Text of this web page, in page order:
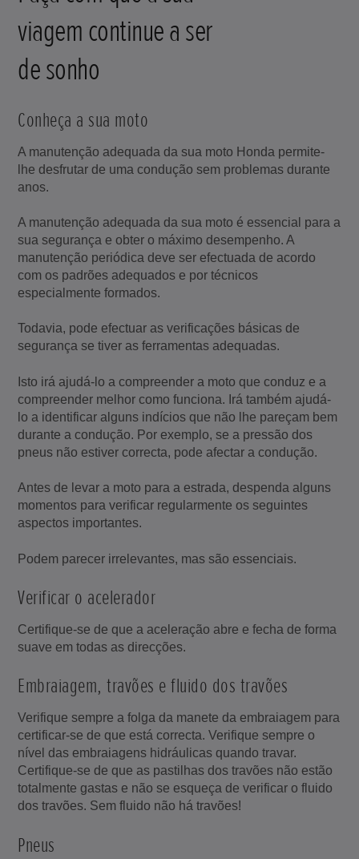
viagem continue a ser
de sonho
Conheça a sua moto
A manutenção adequada da sua moto Honda permite-
lhe desfrutar de uma condução sem problemas durante
anos.
A manutenção adequada da sua moto é essencial para a
sua segurança e obter o máximo desempenho. A
manutenção periódica deve ser efectuada de acordo
com os padrões adequados e por técnicos
especialmente formados.
Todavia, pode efectuar as verificações básicas de
segurança se tiver as ferramentas adequadas.
Isto irá ajudá-lo a compreender a moto que conduz e a
compreender melhor como funciona. Irá também ajudá-
lo a identificar alguns indícios que não lhe pareçam bem
durante a condução. Por exemplo, se a pressão dos
pneus não estiver correcta, pode afectar a condução.
Antes de levar a moto para a estrada, despenda alguns
momentos para verificar regularmente os seguintes
aspectos importantes.
Podem parecer irrelevantes, mas são essenciais.
Verificar o acelerador
Certifique-se de que a aceleração abre e fecha de forma
suave em todas as direcções.
Embraiagem, travões e fluido dos travões
Verifique sempre a folga da manete da embraiagem para
certificar-se de que está correcta. Verifique sempre o
nível das embraiagens hidráulicas quando travar.
Certifique-se de que as pastilhas dos travões não estão
totalmente gastas e não se esqueça de verificar o fluido
dos travões. Sem fluido não há travões!
Pneus